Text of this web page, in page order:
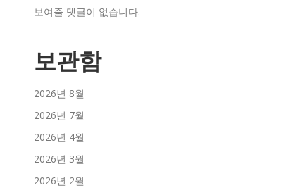
보여줄 댓글이 없습니다.
보관함
2026년 8월
2026년 7월
2026년 4월
2026년 3월
2026년 2월